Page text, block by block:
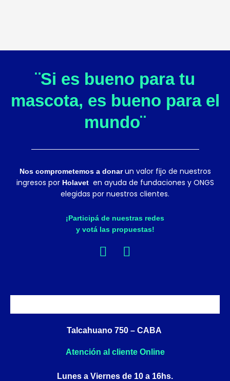
¨Si es bueno para tu
mascota, es bueno para el
mundo¨
Nos comprometemos a donarun valor fijo de nuestros
ingresos por Holavet en ayuda de fundaciones y ONGS
elegidas por nuestros clientes.
¡Participá de nuestras redes
y votá las propuestas!
F
e
o
o
k
-
f
I
t
g
r
m
Talcahuano 750 – CABA
Atención al cliente Online
Lunes a Viernes de 10 a 16hs.